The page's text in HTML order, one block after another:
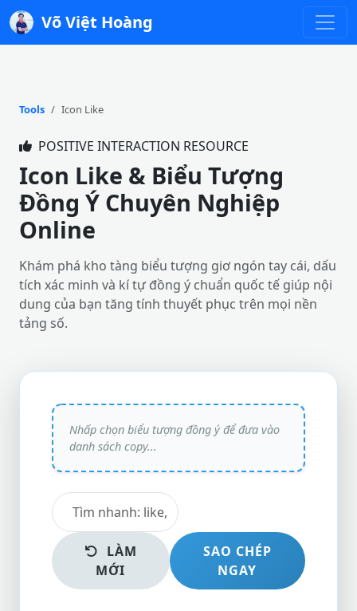
Võ Việt Hoàng
Tools Icon Like
POSITIVE INTERACTION RESOURCE
Icon Like & Biểu Tượng
Đồng Ý Chuyên Nghiệp
Online
Khám phá kho tàng biểu tượng giơ ngón tay cái, dấu
tích xác minh và kí tự đồng ý chuẩn quốc tế giúp nội
dung của bạn tăng tính thuyết phục trên mọi nền
tảng số.
LÀM
MỚI
SAO CHÉP
NGAY